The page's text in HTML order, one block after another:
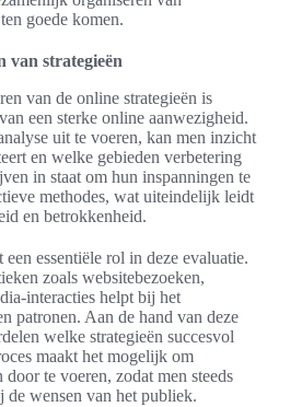
goede komen.
van strategieën
van de online strategieën is
een sterke online aanwezigheid.
uit te voeren, kan men inzicht
en welke gebieden verbetering
in staat om hun inspanningen te
methodes, wat uiteindelijk leidt
en betrokkenheid.
essentiële rol in deze evaluatie.
zoals websitebezoeken,
interacties helpt bij het
patronen. Aan de hand van deze
welke strategieën succesvol
maakt het mogelijk om
door te voeren, zodat men steeds
wensen van het publiek.